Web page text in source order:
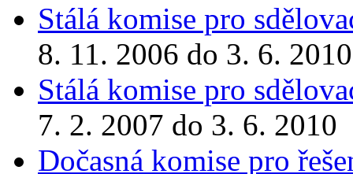
Stálá komise pro
8. 11. 2006 do 3. 6. 2010
Stálá komise pro
7. 2. 2007 do 3. 6. 2010
Dočasná komise pro